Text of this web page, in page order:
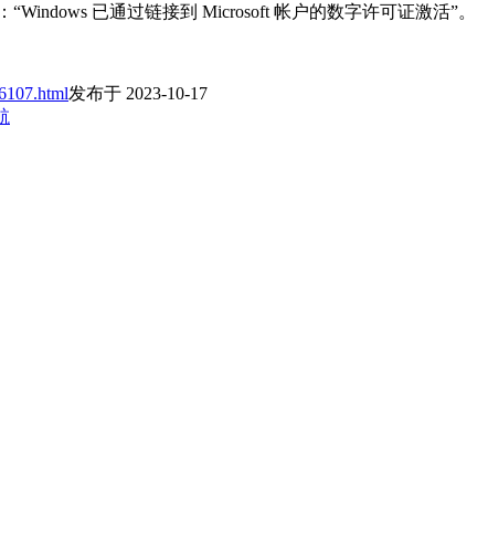
已通过链接到 Microsoft 帐户的数字许可证激活”。
发布于 2023-10-17